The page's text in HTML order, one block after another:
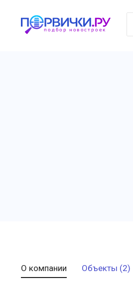
О компании Объекты (2)